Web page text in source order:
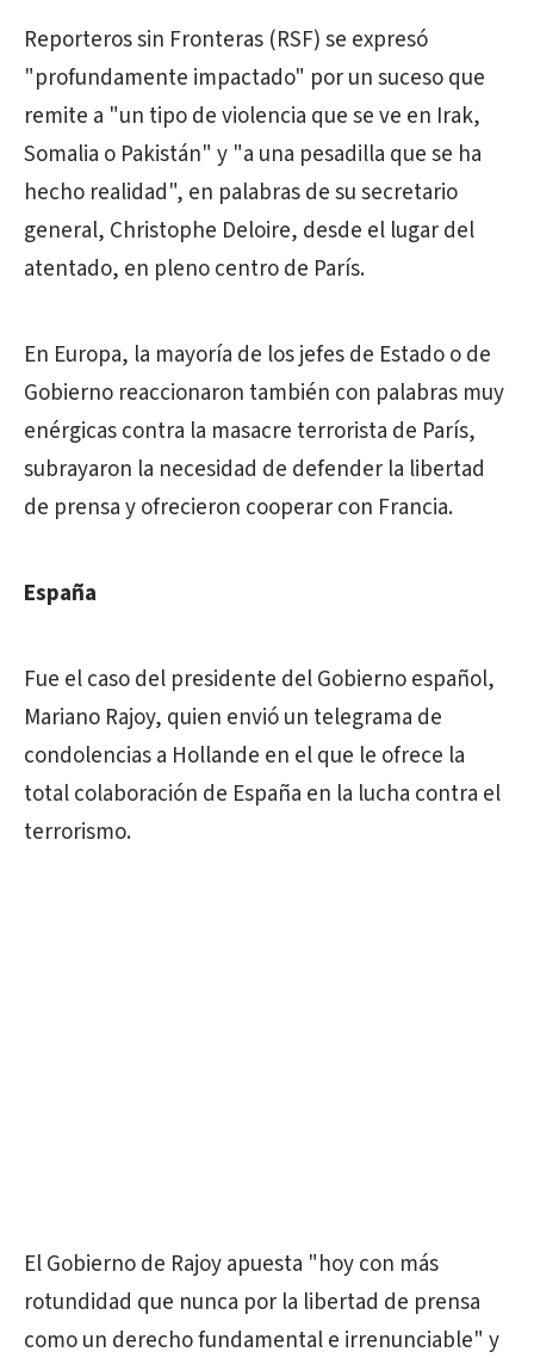
Reporteros sin Fronteras (RSF) se expresó
"profundamente impactado" por un suceso que
remite a "un tipo de violencia que se ve en Irak,
Somalia o Pakistán" y "a una pesadilla que se ha
hecho realidad", en palabras de su secretario
general, Christophe Deloire, desde el lugar del
atentado, en pleno centro de París.
En Europa, la mayoría de los jefes de Estado o de
Gobierno reaccionaron también con palabras muy
enérgicas contra la masacre terrorista de París,
subrayaron la necesidad de defender la libertad
de prensa y ofrecieron cooperar con Francia.
España
Fue el caso del presidente del Gobierno español,
Mariano Rajoy, quien envió un telegrama de
condolencias a Hollande en el que le ofrece la
total colaboración de España en la lucha contra el
terrorismo.
El Gobierno de Rajoy apuesta "hoy con más
rotundidad que nunca por la libertad de prensa
como un derecho fundamental e irrenunciable" y